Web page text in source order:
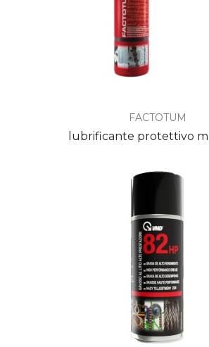
FACTOTUM
lubrificante protettivo